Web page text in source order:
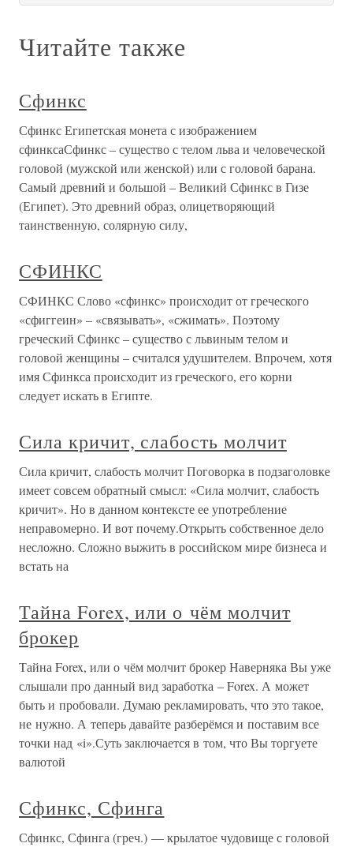
Читайте также
Сфинкс
Сфинкс Египетская монета с изображением
сфинксаСфинкс – существо с телом льва и человеческой
головой (мужской или женской) или с головой барана.
Самый древний и большой – Великий Сфинкс в Гизе
(Египет). Это древний образ, олицетворяющий
таинственную, солярную силу,
СФИНКС
СФИНКС Слово «сфинкс» происходит от греческого
«сфиггеин» – «связывать», «сжимать». Поэтому
греческий Сфинкс – существо с львиным телом и
головой женщины – считался удушителем. Впрочем, хотя
имя Сфинкса происходит из греческого, его корни
следует искать в Египте.
Сила кричит, слабость молчит
Сила кричит, слабость молчит Поговорка в подзаголовке
имеет совсем обратный смысл: «Сила молчит, слабость
кричит». Но в данном контексте ее употребление
неправомерно. И вот почему.Открыть собственное дело
несложно. Сложно выжить в российском мире бизнеса и
встать на
Тайна Forex, или о чём молчит
брокер
Тайна Forex, или о чём молчит брокер Наверняка Вы уже
слышали про данный вид заработка – Forex. А может
быть и пробовали. Думаю рекламировать, что это такое,
не нужно. А теперь давайте разберёмся и поставим все
точки над «i».Суть заключается в том, что Вы торгуете
валютой
Сфинкс, Сфинга
Сфинкс, Сфинга (греч.) — крылатое чудовище с головой